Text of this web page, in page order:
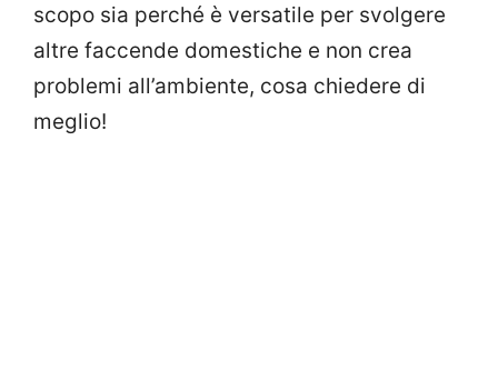
scopo sia perché è versatile per svolgere
altre faccende domestiche e non crea
problemi all’ambiente, cosa chiedere di
meglio!